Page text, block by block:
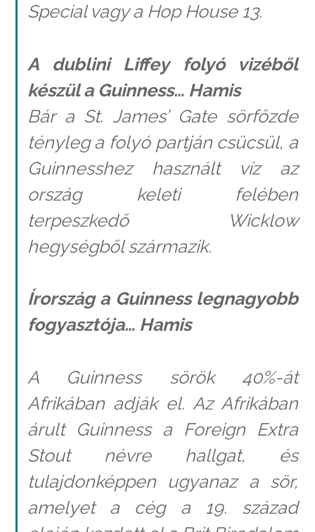
Special vagy a Hop House 13.
A dublini Liffey folyó vizéből
készül a Guinness… Hamis
Bár a St. James’ Gate sörfőzde
tényleg a folyó partján csücsül, a
Guinnesshez használt víz az
ország keleti felében
terpeszkedő Wicklow
hegységből származik.
Írország a Guinness legnagyobb
fogyasztója… Hamis
A Guinness sörök 40%-át
Afrikában adják el. Az Afrikában
árult Guinness a Foreign Extra
Stout névre hallgat, és
tulajdonképpen ugyanaz a sör,
amelyet a cég a 19. század